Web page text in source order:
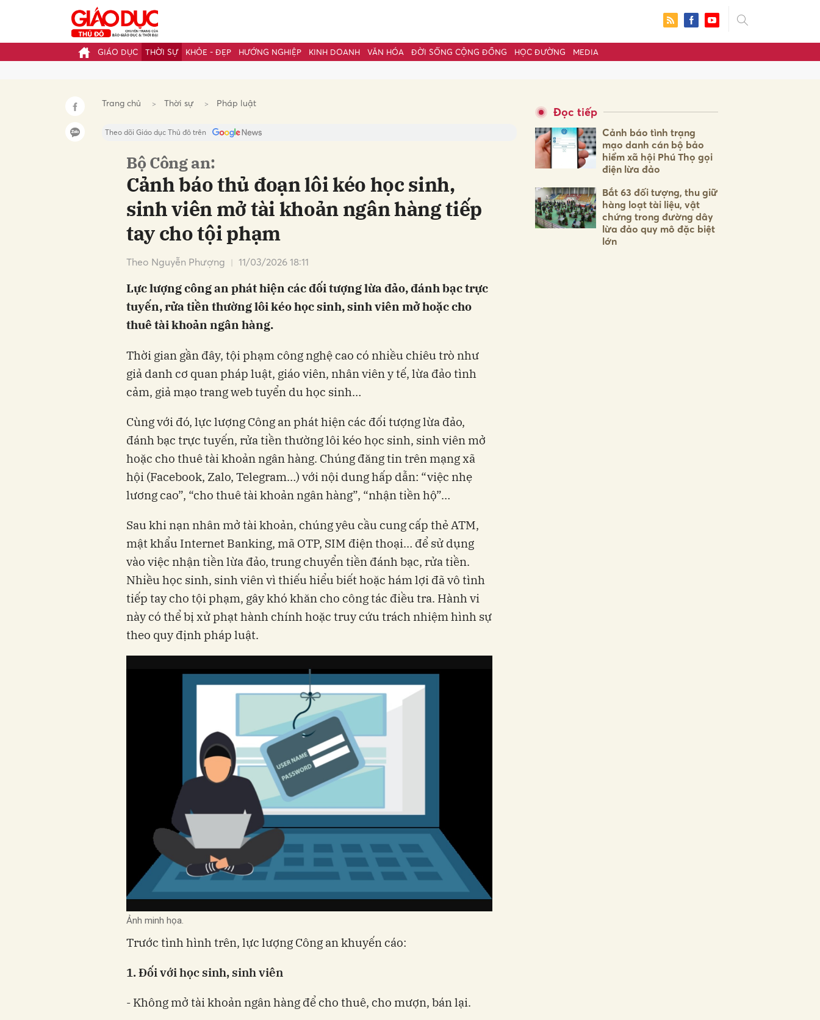
GIÁO DỤC THỜI SỰ KHỎE - ĐẸP HƯỚNG NGHIỆP KINH DOANH VĂN HÓA ĐỜI SỐNG CỘNG ĐỒNG HỌC ĐƯỜNG MEDIA
Trang chủ Thời sự Pháp luật
Theo dõi Giáo dục Thủ đô trên
Bộ Công an:
Cảnh báo thủ đoạn lôi kéo học sinh,
sinh viên mở tài khoản ngân hàng tiếp
tay cho tội phạm
Theo Nguyễn Phượng 11/03/2026 18:11
Lực lượng công an phát hiện các đối tượng lừa đảo, đánh bạc trực
tuyến, rửa tiền thường lôi kéo học sinh, sinh viên mở hoặc cho
thuê tài khoản ngân hàng.
Thời gian gần đây, tội phạm công nghệ cao có nhiều chiêu trò như
giả danh cơ quan pháp luật, giáo viên, nhân viên y tế, lừa đảo tình
cảm, giả mạo trang web tuyển du học sinh…
Cùng với đó, lực lượng Công an phát hiện các đối tượng lừa đảo,
đánh bạc trực tuyến, rửa tiền thường lôi kéo học sinh, sinh viên mở
hoặc cho thuê tài khoản ngân hàng. Chúng đăng tin trên mạng xã
hội (Facebook, Zalo, Telegram…) với nội dung hấp dẫn: “việc nhẹ
lương cao”, “cho thuê tài khoản ngân hàng”, “nhận tiền hộ”…
Sau khi nạn nhân mở tài khoản, chúng yêu cầu cung cấp thẻ ATM,
mật khẩu Internet Banking, mã OTP, SIM điện thoại… để sử dụng
vào việc nhận tiền lừa đảo, trung chuyển tiền đánh bạc, rửa tiền.
Nhiều học sinh, sinh viên vì thiếu hiểu biết hoặc hám lợi đã vô tình
tiếp tay cho tội phạm, gây khó khăn cho công tác điều tra. Hành vi
này có thể bị xử phạt hành chính hoặc truy cứu trách nhiệm hình sự
theo quy định pháp luật.
Ảnh minh họa.
Trước tình hình trên, lực lượng Công an khuyến cáo:
1. Đối với học sinh, sinh viên
- Không mở tài khoản ngân hàng để cho thuê, cho mượn, bán lại.
Đọc tiếp
Cảnh báo tình trạng
mạo danh cán bộ bảo
hiểm xã hội Phú Thọ gọi
điện lừa đảo
Bắt 63 đối tượng, thu giữ
hàng loạt tài liệu, vật
chứng trong đường dây
lừa đảo quy mô đặc biệt
lớn
Gửi bình luận
Gửi